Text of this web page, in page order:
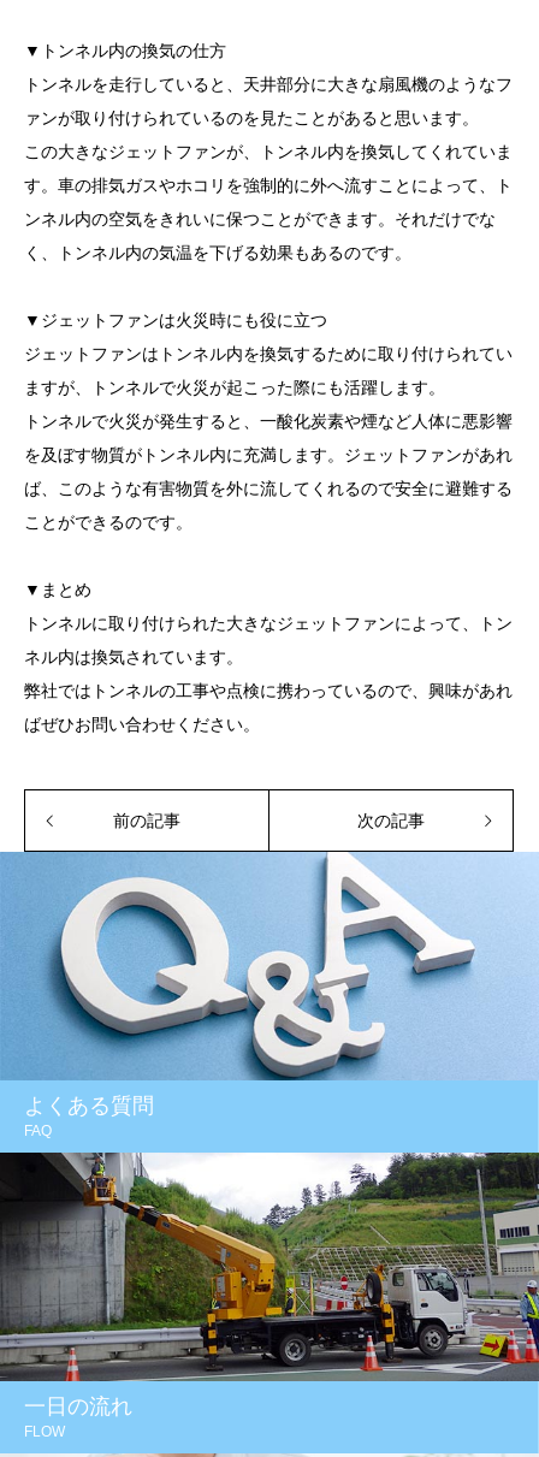
▼トンネル内の換気の仕方
トンネルを走行していると、天井部分に大きな扇風機のようなフ
ァンが取り付けられているのを見たことがあると思います。
この大きなジェットファンが、トンネル内を換気してくれていま
す。車の排気ガスやホコリを強制的に外へ流すことによって、ト
ンネル内の空気をきれいに保つことができます。それだけでな
く、トンネル内の気温を下げる効果もあるのです。
▼ジェットファンは火災時にも役に立つ
ジェットファンはトンネル内を換気するために取り付けられてい
ますが、トンネルで火災が起こった際にも活躍します。
トンネルで火災が発生すると、一酸化炭素や煙など人体に悪影響
を及ぼす物質がトンネル内に充満します。ジェットファンがあれ
ば、このような有害物質を外に流してくれるので安全に避難する
ことができるのです。
▼まとめ
トンネルに取り付けられた大きなジェットファンによって、トン
ネル内は換気されています。
弊社ではトンネルの工事や点検に携わっているので、興味があれ
ばぜひお問い合わせください。
前の記事 次の記事
よくある質問
FAQ
一日の流れ
FLOW